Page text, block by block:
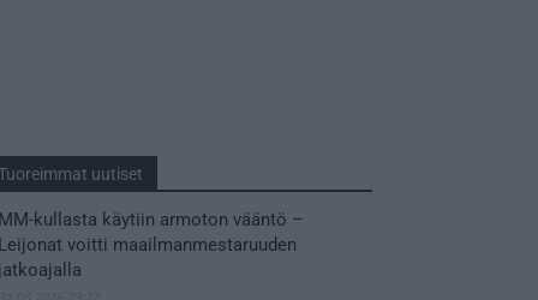
uutiset
MM-kullasta käytiin armoton vääntö –
Leijonat voitti maailmanmestaruuden
jatkoajalla